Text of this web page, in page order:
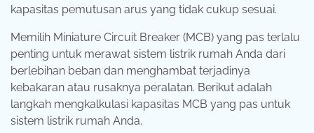
kapasitas pemutusan arus yang tidak cukup sesuai.
Memilih Miniature Circuit Breaker (MCB) yang pas terlalu
penting untuk merawat sistem listrik rumah Anda dari
berlebihan beban dan menghambat terjadinya
kebakaran atau rusaknya peralatan. Berikut adalah
langkah mengkalkulasi kapasitas MCB yang pas untuk
sistem listrik rumah Anda.